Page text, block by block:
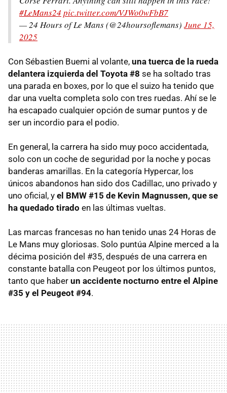
#LeMans24 pic.twitter.com/VJWo0wFbB7
— 24 Hours of Le Mans (@24hoursoflemans) June 15,
2025
Con Sébastien Buemi al volante, una tuerca de la rueda
delantera izquierda del Toyota #8 se ha soltado tras
una parada en boxes, por lo que el suizo ha tenido que
dar una vuelta completa solo con tres ruedas. Ahí se le
ha escapado cualquier opción de sumar puntos y de
ser un incordio para el podio.
En general, la carrera ha sido muy poco accidentada,
solo con un coche de seguridad por la noche y pocas
banderas amarillas. En la categoría Hypercar, los
únicos abandonos han sido dos Cadillac, uno privado y
uno oficial, y el BMW #15 de Kevin Magnussen, que se
ha quedado tirado en las últimas vueltas.
Las marcas francesas no han tenido unas 24 Horas de
Le Mans muy gloriosas. Solo puntúa Alpine merced a la
décima posición del #35, después de una carrera en
constante batalla con Peugeot por los últimos puntos,
tanto que haber un accidente nocturno entre el Alpine
#35 y el Peugeot #94.